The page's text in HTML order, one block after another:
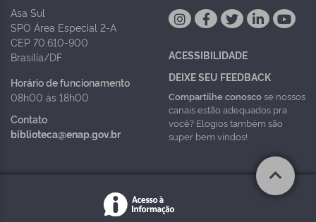
Asa Sul
SPO Área Especial 2-A
CEP 70.610-900
Brasília/DF
Horário de funcionamento
08h00 às 18h00
Contato
biblioteca@enap.gov.br
ACESSIBILIDADE
DEIXE SEU FEEDBACK
Compartilhe conoscose nossos
canais estão adequados pra
você? Elogios também são
super bem vindos!